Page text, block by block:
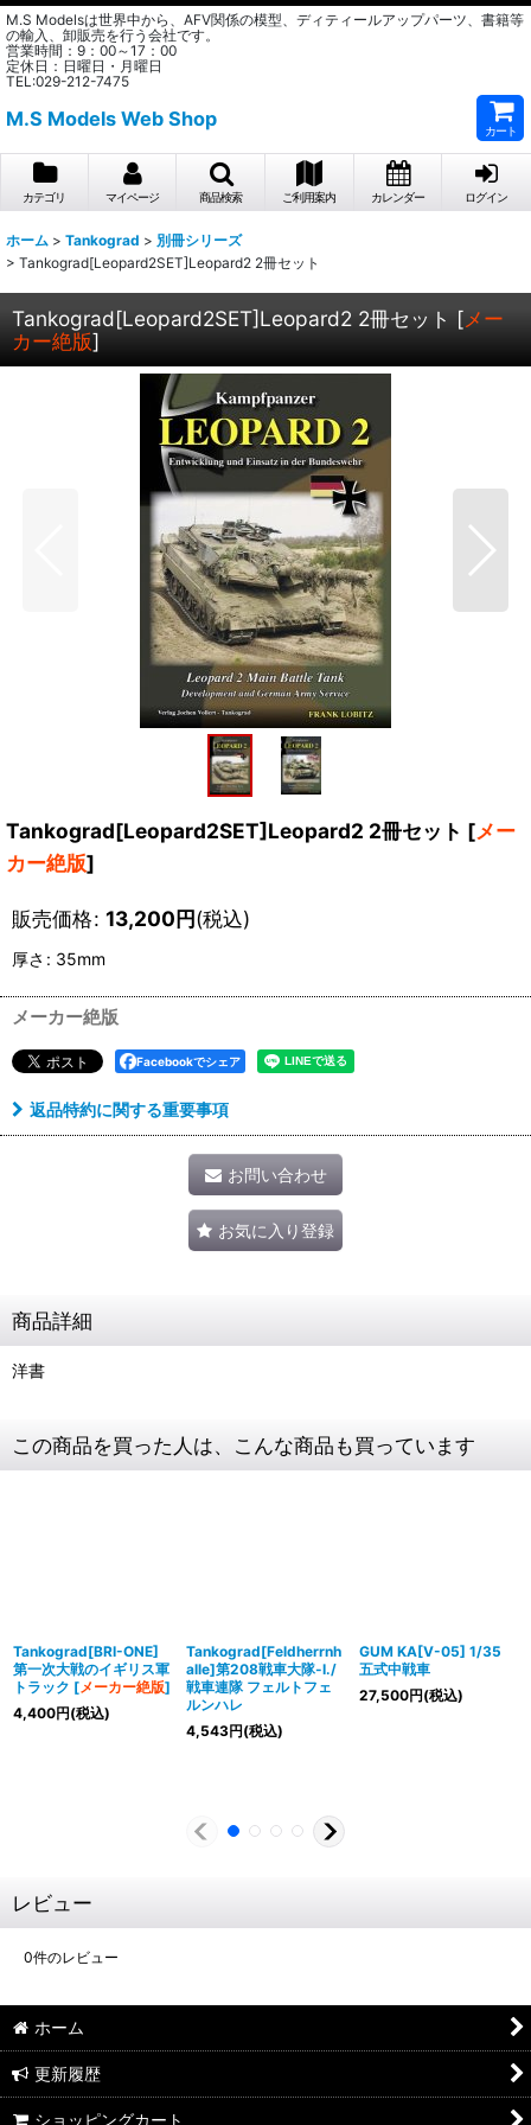
M.S Modelsは世界中から、AFV関係の模型、ディティールアップパーツ、書籍等
の輸入、卸販売を行う会社です。
営業時間：9：00～17：00
定休日：日曜日・月曜日
TEL:029-212-7475
M.S Models Web Shop
カート
カテゴリ マイページ 商品検索 ご利用案内 カレンダー ログイン
ホーム > Tankograd > 別冊シリーズ
> Tankograd[Leopard2SET]Leopard2 2冊セット
Tankograd[Leopard2SET]Leopard2 2冊セット [メー
カー絶版]
Tankograd[Leopard2SET]Leopard2 2冊セット [メー
カー絶版]
販売価格: 13,200円(税込)
厚さ : 35mm
メーカー絶版
Facebookでシェア
返品特約に関する重要事項
お問い合わせ
お気に入り登録
商品詳細
洋書
この商品を買った人は、こんな商品も買っています
Tankograd[BRI-ONE]
第一次大戦のイギリス軍
トラック [メーカー絶版]
4,400円(税込)
Tankograd[Feldherrnh
alle]第208戦車大隊-I./
戦車連隊 フェルトフェ
ルンハレ
4,543円(税込)
GUM KA[V-05] 1/35
五式中戦車
27,500円(税込)
レビュー
0件のレビュー
ホーム
更新履歴
ショッピングカート